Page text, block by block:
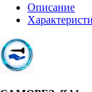
Описание